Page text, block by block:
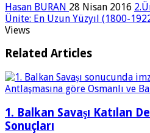
Hasan BURAN 28 Nisan 2016
Ünite: En Uzun Yüzyıl (1800-
Views
Related Articles
1. Balkan Savaşı Katılan
Sonuçları